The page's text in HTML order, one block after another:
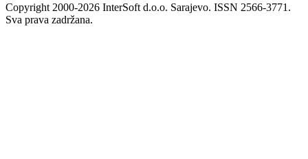
Copyright 2000-2026 InterSoft d.o.o. Sarajevo. ISSN 2566-3771.
Sva prava zadržana.